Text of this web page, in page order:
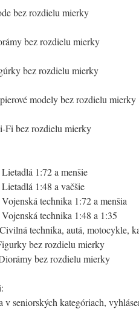
bez rozdielu mierky
bez rozdielu mierky
bez rozdielu mierky
modely bez rozdielu mierky
Fi bez rozdielu mierky
1:72 a menšie
1:48 a vačšie
technika 1:72 a menšia
technika 1:48 a 1:35
technika, autá, motocykle,
bez rozdielu mierky
bez rozdielu mierky
v seniorských kategóriach,